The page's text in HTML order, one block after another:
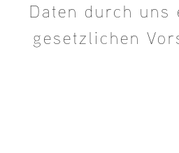
Daten durch
gesetzlichen